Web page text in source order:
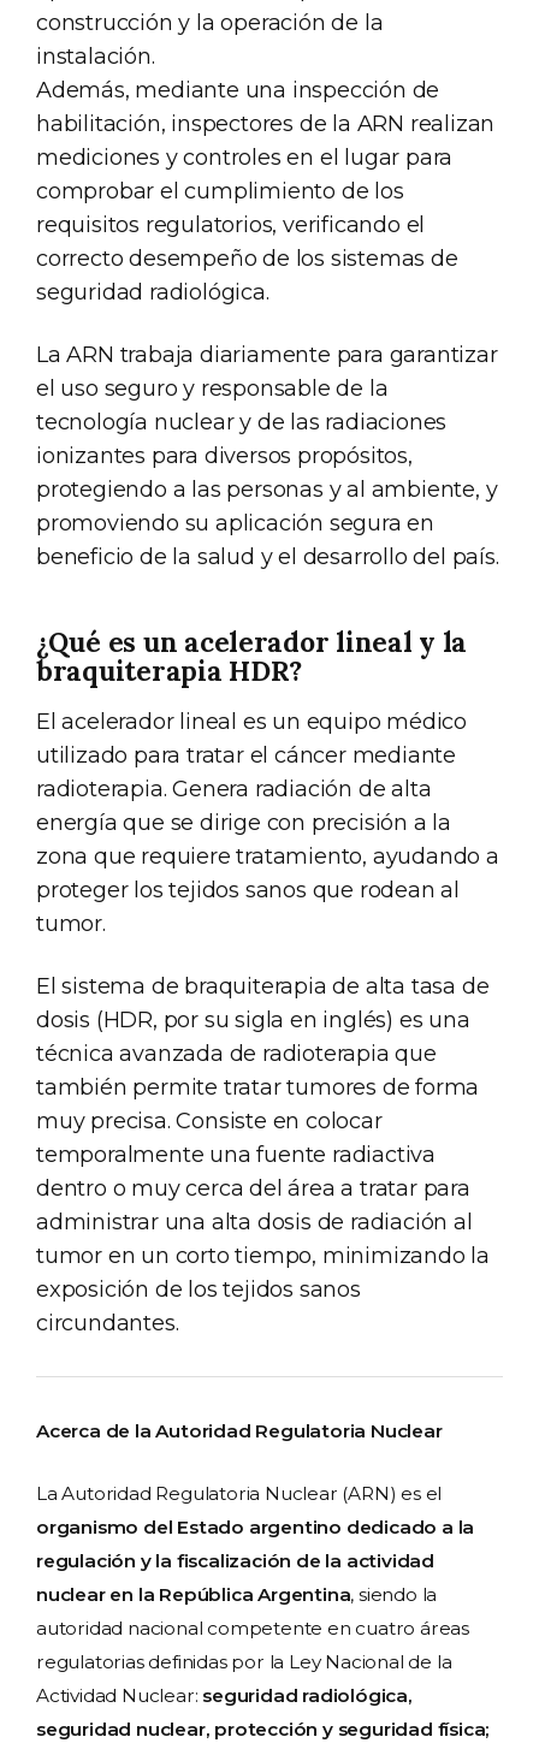
construcción y la operación de la
instalación.
Además, mediante una inspección de
habilitación, inspectores de la ARN realizan
mediciones y controles en el lugar para
comprobar el cumplimiento de los
requisitos regulatorios, verificando el
correcto desempeño de los sistemas de
seguridad radiológica.
La ARN trabaja diariamente para garantizar
el uso seguro y responsable de la
tecnología nuclear y de las radiaciones
ionizantes para diversos propósitos,
protegiendo a las personas y al ambiente, y
promoviendo su aplicación segura en
beneficio de la salud y el desarrollo del país.
¿Qué es un acelerador lineal y la
braquiterapia HDR?
El acelerador lineal es un equipo médico
utilizado para tratar el cáncer mediante
radioterapia. Genera radiación de alta
energía que se dirige con precisión a la
zona que requiere tratamiento, ayudando a
proteger los tejidos sanos que rodean al
tumor.
El sistema de braquiterapia de alta tasa de
dosis (HDR, por su sigla en inglés) es una
técnica avanzada de radioterapia que
también permite tratar tumores de forma
muy precisa. Consiste en colocar
temporalmente una fuente radiactiva
dentro o muy cerca del área a tratar para
administrar una alta dosis de radiación al
tumor en un corto tiempo, minimizando la
exposición de los tejidos sanos
circundantes.
Acerca de la Autoridad Regulatoria Nuclear
La Autoridad Regulatoria Nuclear (ARN) es el
organismo del Estado argentino dedicado a la
regulación y la fiscalización de la actividad
nuclear en la República Argentina, siendo la
autoridad nacional competente en cuatro áreas
regulatorias definidas por la Ley Nacional de la
Actividad Nuclear: seguridad radiológica,
seguridad nuclear, protección y seguridad física;